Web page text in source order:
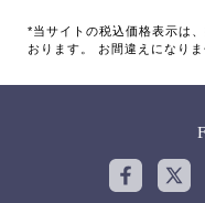
*当サイトの税込価格表示は
おります。 お間違えになり